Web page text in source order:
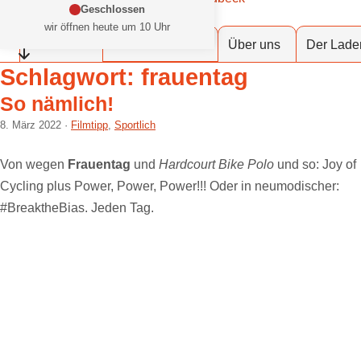
Zum Inhalt springen
Geschlossen
wir öffnen heute um 10 Uhr
Öffnungszeiten einklappen
at Fahrräder Lübeck
Über uns Der
Schlagwort: frauentag
So nämlich!
8. März 2022 Filmtipp, Sportlich
Von wegen Frauentag und Hardcourt Bike Polo und so: Joy of
Cycling plus Power, Power, Power!!! Oder in neumodischer:
#BreaktheBias. Jeden Tag.